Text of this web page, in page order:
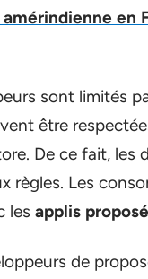
en
sont limités
être
De ce fait, les
règles. Les
les applis
de